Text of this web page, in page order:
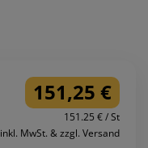
151,25 €
151.25 € / St
inkl. MwSt. & zzgl. Versand